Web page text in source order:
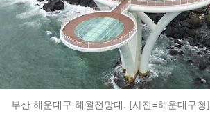
부산 해운대구 해월전망대. [사진=해운대구청]